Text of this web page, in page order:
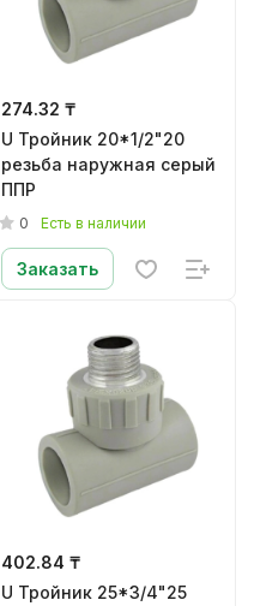
274.32 ₸
U Тройник 20*1/2"20
резьба наружная серый
ППР
0 Есть в наличии
Заказать
402.84 ₸
U Тройник 25*3/4"25